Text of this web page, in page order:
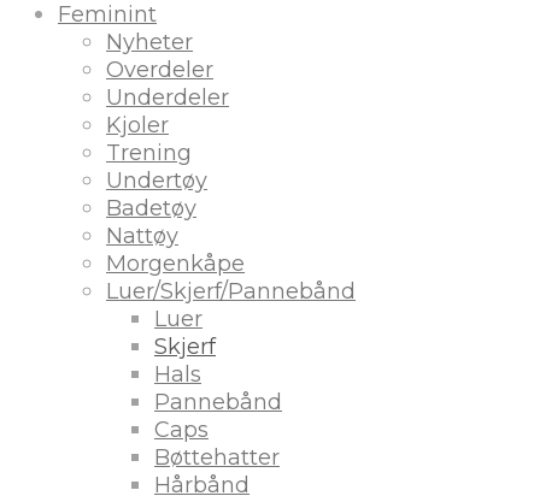
Feminint
Nyheter
Overdeler
Underdeler
Kjoler
Trening
Undertøy
Badetøy
Nattøy
Morgenkåpe
Luer/Skjerf/Pannebånd
Luer
Skjerf
Hals
Pannebånd
Caps
Bøttehatter
Hårbånd